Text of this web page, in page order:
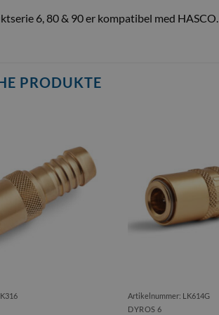
6, 80 & 90 er kompatibel med HASCO.
PRODUKTE
Artikelnummer: LK614G
DYROS 6